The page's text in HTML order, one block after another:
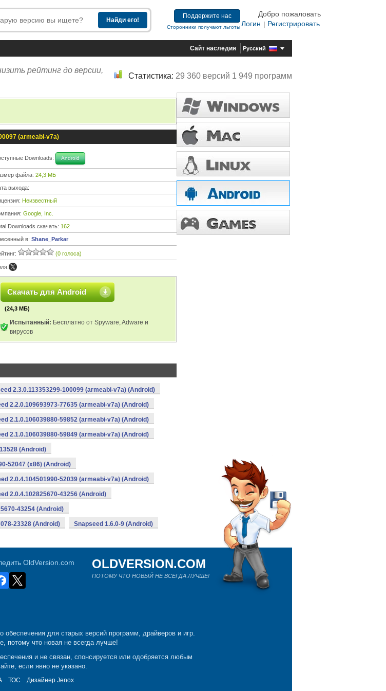
Поддержите нас
Сторонники получают льготы
Добро пожаловать
Логин
Регистрировать
Сайт наследия Русский
рейтинг до версии,
Статистика: 29 360 версий 1 949 программ
(armeabi-v7a)
Downloads: Android
файла: 24,3 МБ
выхода:
Неизвестный
Google, Inc.
Downloads скачать: 162
в: Shane_Parkar
(0 голоса)
Скачать для Android
(24,3 МБ)
Испытанный: Бесплатно от Spyware, Adware и
вирусов
2.3.0.113353299-100099 (armeabi-v7a) (Android)
2.2.0.109693973-77635 (armeabi-v7a) (Android)
2.1.0.106039880-59852 (armeabi-v7a) (Android)
2.1.0.106039880-59849 (armeabi-v7a) (Android)
(Android)
52047 (x86) (Android)
2.0.4.104501990-52039 (armeabi-v7a) (Android)
2.0.4.102825670-43256 (Android)
43254 (Android)
23328 (Android) Snapseed 1.6.0-9 (Android)
OldVersion.com OLDVERSION.COM
ПОТОМУ ЧТО НОВЫЙ НЕ ВСЕГДА ЛУЧШЕ!
обеспечения для старых версий программ, драйверов и игр.
потому что новая не всегда лучше!
и не связан, спонсируется или одобряется любым
если явно не указано.
ТОС Дизайнер Jenox